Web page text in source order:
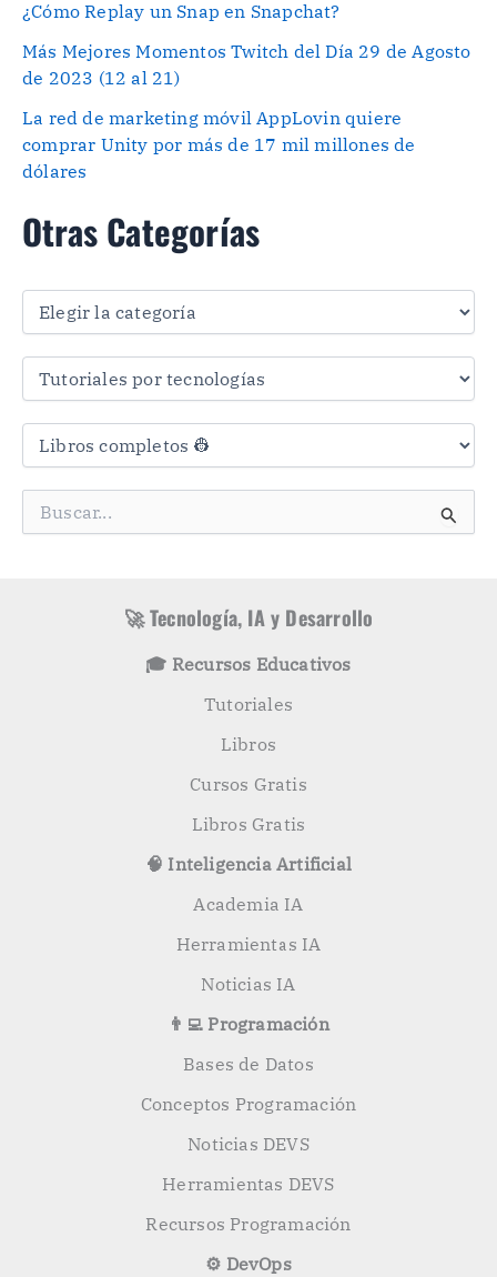
¿Cómo Replay un Snap en Snapchat?
Más Mejores Momentos Twitch del Día 29 de Agosto
de 2023 (12 al 21)
La red de marketing móvil AppLovin quiere
comprar Unity por más de 17 mil millones de
dólares
Otras Categorías
O
a
a
🚀 Tecnología, IA y Desarrollo
🎓 Recursos Educativos
Tutoriales
Libros
Cursos Gratis
Libros Gratis
🧠 Inteligencia Artificial
Academia IA
Herramientas IA
Noticias IA
👨‍💻 Programación
Bases de Datos
Conceptos Programación
Noticias DEVS
Herramientas DEVS
Recursos Programación
⚙️ DevOps